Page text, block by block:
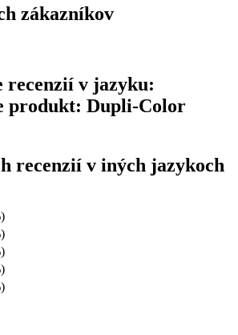
zákazníkov
recenzií v jazyku:
produkt: Dupli-Color
recenzií v iných jazykoch